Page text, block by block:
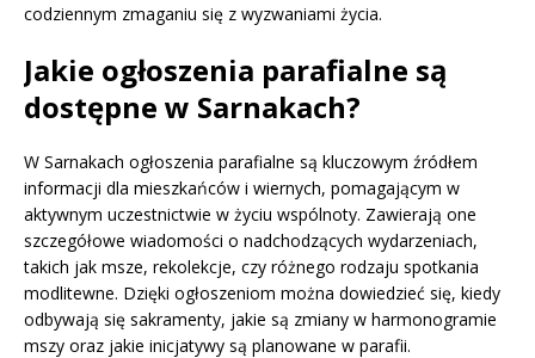
codziennym zmaganiu się z wyzwaniami życia.
Jakie ogłoszenia parafialne są
dostępne w Sarnakach?
W Sarnakach ogłoszenia parafialne są kluczowym źródłem
informacji dla mieszkańców i wiernych, pomagającym w
aktywnym uczestnictwie w życiu wspólnoty. Zawierają one
szczegółowe wiadomości o nadchodzących wydarzeniach,
takich jak msze, rekolekcje, czy różnego rodzaju spotkania
modlitewne. Dzięki ogłoszeniom można dowiedzieć się, kiedy
odbywają się sakramenty, jakie są zmiany w harmonogramie
mszy oraz jakie inicjatywy są planowane w parafii.